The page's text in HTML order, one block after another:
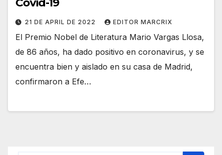
21 DE APRIL DE 2022 EDITOR MARCRIX
El Premio Nobel de Literatura Mario Vargas Llosa,
de 86 años, ha dado positivo en coronavirus, y se
encuentra bien y aislado en su casa de Madrid,
confirmaron a Efe…